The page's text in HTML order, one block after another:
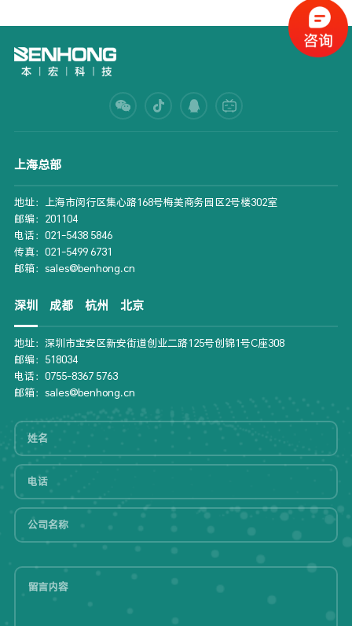
上海总部
地址：上海市闵行区集心路168号梅美商务园区2号楼302室
邮编：201104
电话：021-5438 5846
传真：021-5499 6731
邮箱：sales@benhong.cn
深圳 成都 杭州 北京
地址：深圳市宝安区新安街道创业二路125号创锦1号C座308
邮编：518034
电话：0755-8367 5763
邮箱：sales@benhong.cn